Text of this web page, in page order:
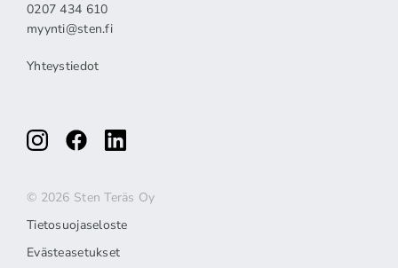
0207 434 610
myynti@sten.fi
Yhteystiedot
© 2026 Sten Teräs Oy
Tietosuojaseloste
Evästeasetukset